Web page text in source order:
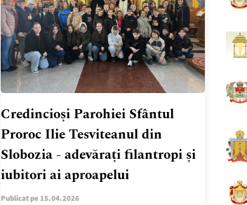
Credincioși Parohiei Sfântul
Proroc Ilie Tesviteanul din
Slobozia - adevărați filantropi și
iubitori ai aproapelui
Publicat pe 15.04.2026